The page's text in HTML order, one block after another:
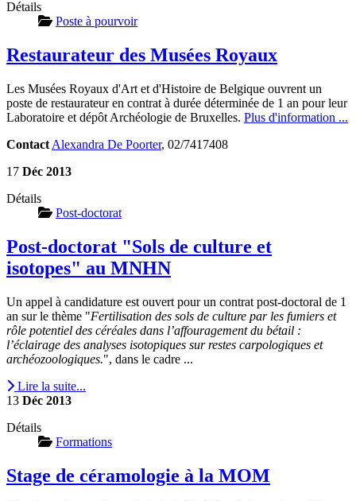
Détails
Poste à pourvoir
Restaurateur des Musées Royaux
Les Musées Royaux d'Art et d'Histoire de Belgique ouvrent un
poste de restaurateur en contrat à durée déterminée de 1 an pour leur
Laboratoire et dépôt Archéologie de Bruxelles. Plus d'information ...
Contact Alexandra De Poorter, 02/7417408
17 Déc 2013
Détails
Post-doctorat
Post-doctorat "Sols de culture et
isotopes" au MNHN
Un appel à candidature est ouvert pour un contrat post-doctoral de 1
an sur le thème "Fertilisation des sols de culture par les fumiers et
rôle potentiel des céréales dans l’affouragement du bétail :
l’éclairage des analyses isotopiques sur restes carpologiques et
archéozoologiques.", dans le cadre ...
Lire la suite...
13 Déc 2013
Détails
Formations
Stage de céramologie à la MOM